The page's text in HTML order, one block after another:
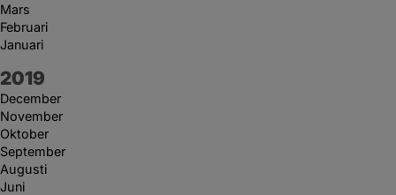
Mars
Februari
Januari
År:
2019
December
November
Oktober
September
Augusti
Juni